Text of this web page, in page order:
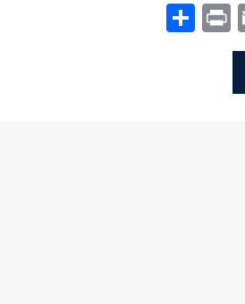
Email
Print